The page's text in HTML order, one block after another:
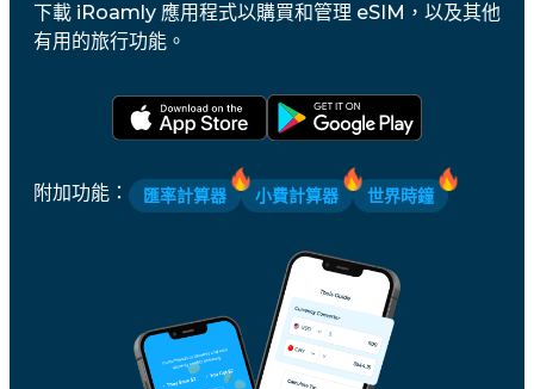
下載 iRoamly 應用程式以購買和管理 eSIM，以及其他
有用的旅行功能。
附加功能 ： 匯率計算器 小費計算器 世界時鐘